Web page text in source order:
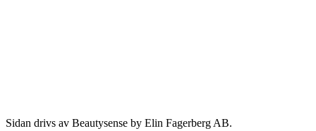
Sidan drivs av Beautysense by Elin Fagerberg AB.